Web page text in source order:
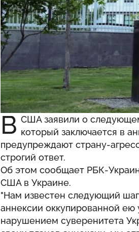
В США заявили о
который заключается в
предупреждают страну-
строгий ответ.
Об этом сообщает РБК-
США в Украине.
"Нам известен следующий
аннексии оккупированной ею
нарушением суверенитета